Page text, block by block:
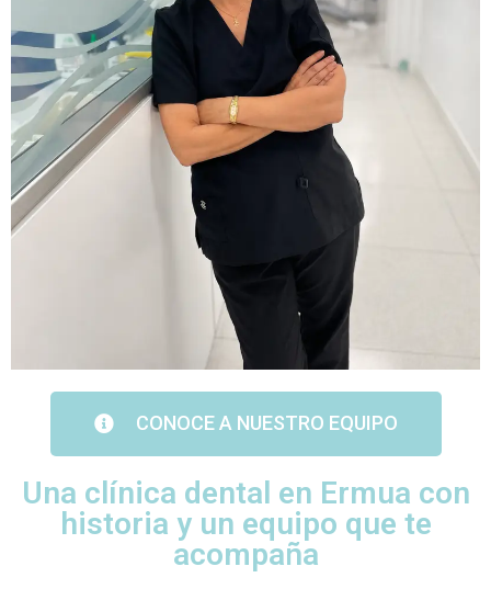
CONOCE A NUESTRO EQUIPO
Una clínica dental en Ermua con
historia y un equipo que te
acompaña